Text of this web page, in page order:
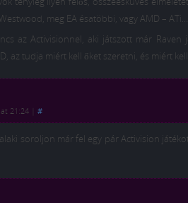
meg EA ésatöbbi, vagy AMD –
az Activisionnel, aki játszott már
az tudja miért kell őket szeretni, és miért
21:24 #
soroljon már fel egy pár Activision